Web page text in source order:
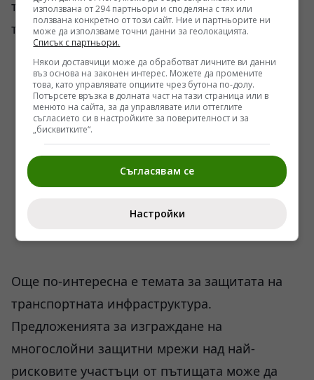
традиционния военен модел и новите
технологични реалности.
Още по-интересна е темата за защитата на
транспортната инфраструктура.
Предложенията за изграждане на
многослойни защитни мрежи над най-
рисковите участъци от пътищата може да
използвана от 294 партньори и споделяна с тях или
ползвана конкретно от този сайт. Ние и партньорите ни
може да използваме точни данни за геолокацията.
Списък с партньори.
Някои доставчици може да обработват личните ви данни
въз основа на законен интерес. Можете да промените
това, като управлявате опциите чрез бутона по-долу.
Потърсете връзка в долната част на тази страница или в
менюто на сайта, за да управлявате или оттеглите
съгласието си в настройките за поверителност и за
„бисквитките“.
Съгласявам се
Настройки